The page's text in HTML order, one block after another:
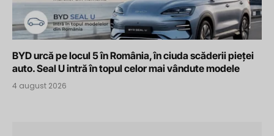
BYD urcă pe locul 5 în România, în ciuda scăderii pieței
auto. Seal U intră în topul celor mai vândute modele
4 august 2026